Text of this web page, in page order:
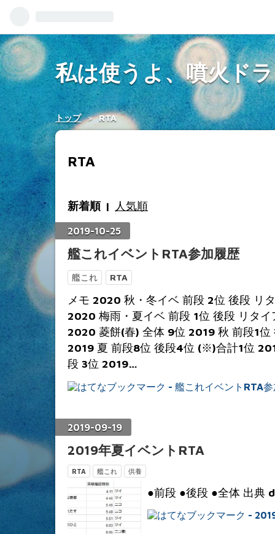
私は使うよ、噴火ド
トップ > RTA
RTA
新着順 人気順
2019-10-25
艦これイベントRTA参加履歴
艦これ RTA
メモ 2020 秋・冬イベ 前段 2位 後段 リ
2020 梅雨・夏イベ 前段 1位 後段 リタイ
2020 菱餅(春) 全体 9位 2019 秋 前段1
2019 夏 前段8位 後段4位 (※)合計1位
段 3位 2019…
2019-09-19
2019年夏イベントRTA
RTA 艦これ 供養
●前段 ●後段 ●全体 出典